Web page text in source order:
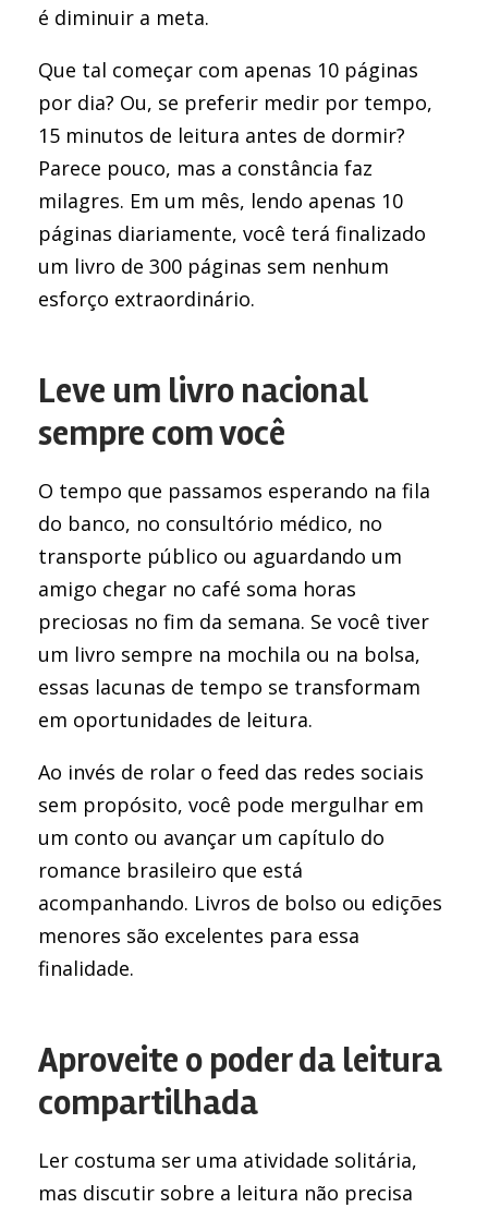
é diminuir a meta.
Que tal começar com apenas 10 páginas
por dia? Ou, se preferir medir por tempo,
15 minutos de leitura antes de dormir?
Parece pouco, mas a constância faz
milagres. Em um mês, lendo apenas 10
páginas diariamente, você terá finalizado
um livro de 300 páginas sem nenhum
esforço extraordinário.
Leve um livro nacional
sempre com você
O tempo que passamos esperando na fila
do banco, no consultório médico, no
transporte público ou aguardando um
amigo chegar no café soma horas
preciosas no fim da semana. Se você tiver
um livro sempre na mochila ou na bolsa,
essas lacunas de tempo se transformam
em oportunidades de leitura.
Ao invés de rolar o feed das redes sociais
sem propósito, você pode mergulhar em
um conto ou avançar um capítulo do
romance brasileiro que está
acompanhando. Livros de bolso ou edições
menores são excelentes para essa
finalidade.
Aproveite o poder da leitura
compartilhada
Ler costuma ser uma atividade solitária,
mas discutir sobre a leitura não precisa